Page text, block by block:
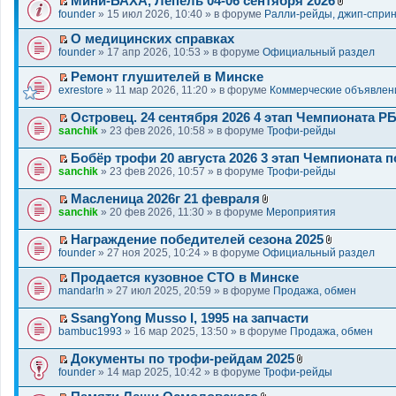
П
р
е
т
и
п
е
р
в
о
м
н
е
р
о
ч
и
т
а
н
н
о
м
у
с
В
ж
и
founder » 15 июл 2026, 10:40 » в форуме Ралли-рейды, джип-
П
р
е
т
и
к
п
е
р
в
о
м
н
е
п
р
о
ч
и
т
а
н
н
о
м
О медицинских справках
founder » 17 апр 2026, 10:53 » в форуме Официальный раздел
П
р
е
й
т
и
к
п
е
р
о
м
н
е
п
р
о
ч
и
т
а
н
Ремонт глушителей в Минске
exrestore » 11 мар 2026, 11:20 » в форуме Коммерческие
П
р
е
й
т
и
к
п
е
р
в
о
м
н
е
п
р
о
ч
и
Островец. 24 сентября 2026 4 этап Чемпионата РБ
sanchik » 23 фев 2026, 10:58 » в форуме Трофи-рейды
П
р
е
й
т
и
к
п
е
р
в
о
м
н
е
п
р
Бобёр трофи 20 августа 2026 3 этап Чемпионата
sanchik » 23 фев 2026, 10:57 » в форуме Трофи-рейды
П
р
е
й
т
и
к
п
е
р
в
о
м
Масленица 2026г 21 февраля
В
о
ж
е
н
и
я
sanchik » 20 фев 2026, 11:30 » в форуме Мероприятия
П
р
е
т
и
к
п
е
р
в
Награждение победителей сезона 2025
В
ж
н
я
founder » 27 ноя 2025, 10:24 » в форуме Официальный раздел
П
р
е
й
т
и
к
п
Продается кузовное СТО в Минске
mandar!n » 27 июл 2025, 20:59 » в форуме Продажа, обмен
П
р
е
й
т
SsangYong Musso I, 1995 на запчасти
bambuc1993 » 16 мар 2025, 13:50 » в форуме Продажа, обмен
П
Документы по трофи-рейдам 2025
В
founder » 14 мар 2025, 10:42 » в форуме Трофи-рейды